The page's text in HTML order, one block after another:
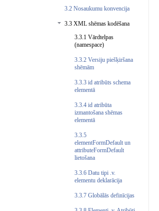
3.2 Nosaukumu konvencija
3.3 XML shēmas kodēšana
3.3.1 Vārdtelpas
(namespace)
3.3.2 Versiju piešķiršana
shēmām
3.3.3 id atribūts schema
elementā
3.3.4 id atribūta
izmantošana shēmas
elementā
3.3.5
elementFormDefault un
attributeFormDefault
lietošana
3.3.6 Datu tipi .v.
elementu deklarācija
3.3.7 Globālās definīcijas